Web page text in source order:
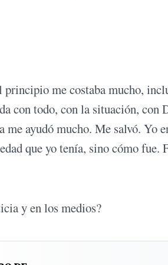
me costaba mucho,
con todo, con la situación, con
ayudó mucho. Me salvó. Yo
que yo tenía, sino cómo fue.
y en los medios?